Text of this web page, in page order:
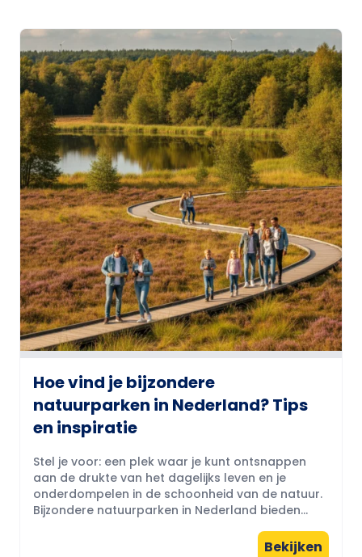
Hoe vind je bijzondere
natuurparken in Nederland? Tips
en inspiratie
Stel je voor: een plek waar je kunt ontsnappen
aan de drukte van het dagelijks leven en je
onderdompelen in de schoonheid van de natuur.
Bijzondere natuurparken in Nederland bieden...
Bekijken